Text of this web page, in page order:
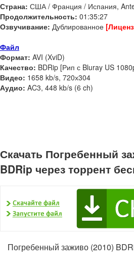
Страна: США / Франция / Испания,
Продолжительность: 01:35:27
Озвучивание: Дублированное
Файл
Формат: AVI (XviD)
Качество: BDRip [Рип с Bluray US
Видео: 1658 kb/s, 720х304
Аудио: AC3, 448 kb/s (6 ch)
Скачать Погребенный
BDRip через торрент
Погребенный заживо (2010)